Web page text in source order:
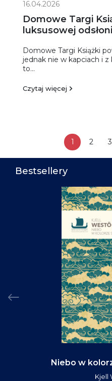
16.04.2026
Domowe Targi
luksusowej
Domowe Targi Książki
jednak nie w kapciach i
to...
Czytaj więcej
1 2 3
Bestsellery
Niebo w
Kjell